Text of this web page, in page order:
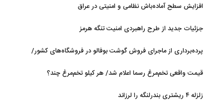
افزایش سطح آماده‌باش نظامی و امنیتی در عراق
جزئیات جدید از طرح راهبردی امنیت تنگه هرمز
پرده‌برداری از ماجرای فروش گوشت بوفالو در فروشگاه‌های کشور/
قیمت واقعی تخم‌مرغ رسما اعلام شد/ هر کیلو تخم‌مرغ چند؟
زلزله ۴ ریشتری بندرلنگه را لرزاند